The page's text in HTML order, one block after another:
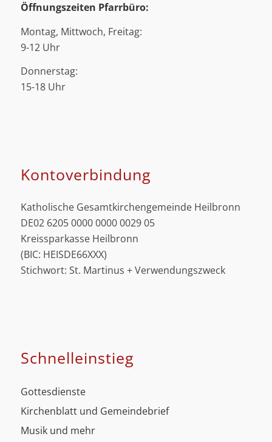
Öffnungszeiten Pfarrbüro:
Montag, Mittwoch, Freitag:
9-12 Uhr
Donnerstag:
15-18 Uhr
Kontoverbindung
Katholische Gesamtkirchengemeinde Heilbronn
DE02 6205 0000 0000 0029 05
Kreissparkasse Heilbronn
(BIC: HEISDE66XXX)
Stichwort: St. Martinus + Verwendungszweck
Schnell­einstieg
Gottesdienste
Kirchenblatt und Gemeindebrief
Musik und mehr